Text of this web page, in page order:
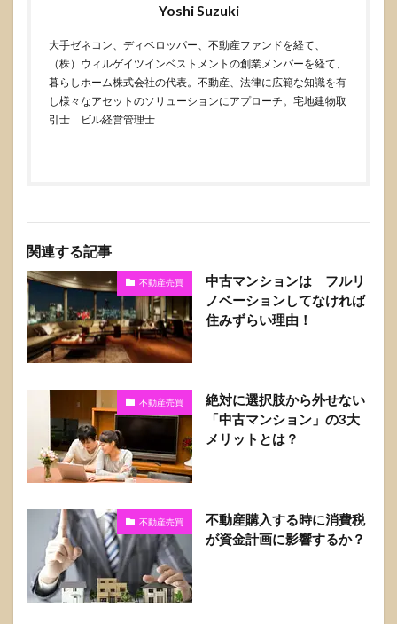
Yoshi Suzuki
大手ゼネコン、ディベロッパー、不動産ファンドを経て、
（株）ウィルゲイツインベストメントの創業メンバーを経て、
暮らしホーム株式会社の代表。不動産、法律に広範な知識を有
し様々なアセットのソリューションにアプローチ。宅地建物取
引士 ビル経営管理士
関連する記事
不動産売買
中古マンションは フルリ
ノベーションしてなければ
住みずらい理由！
不動産売買
絶対に選択肢から外せない
「中古マンション」の3大
メリットとは？
不動産売買
不動産購入する時に消費税
が資金計画に影響するか？